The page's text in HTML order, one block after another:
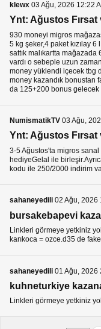
klewx 03 Ağu, 2026 12:22
Ynt: Ağustos Fırsat
930 moneyi migros
5 kg şeker,4 paket kızılay
sattık malıkartta
vardı o sebeple uzun
money yüklendi içecek tbg
money kazandık bonustan
da 125+200 bonus gelecek
NumismatikTV 03 Ağu,
Ynt: Ağustos Fırsat
3-5 Ağustos'ta migros
hediyeGelal ile
kodu ile 250/2000 indirim
sahaneyedili 02 Ağu, 2026
bursakebapevi
Linkleri görmeye yetkiniz
karıkoca = ozce.d35 de
sahaneyedili 01 Ağu, 2026
kuhneturkiye
Linkleri görmeye yetkiniz